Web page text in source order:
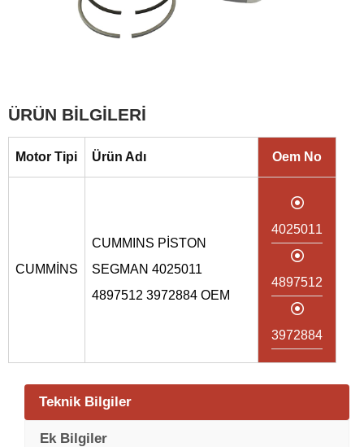
ÜRÜN BİLGİLERİ
Motor Tipi Ürün Adı Oem No
CUMMİNS
CUMMINS PİSTON
SEGMAN 4025011
4897512 3972884 OEM
4025011
4897512
3972884
Teknik Bilgiler
Ek Bilgiler